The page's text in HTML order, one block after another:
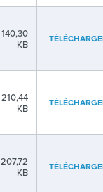
140,30
KB
210,44
KB
207,72
KB